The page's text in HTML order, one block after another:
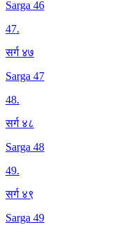
Sarga 46
47.
सर्ग ४७
Sarga 47
48.
सर्ग ४८
Sarga 48
49.
सर्ग ४९
Sarga 49